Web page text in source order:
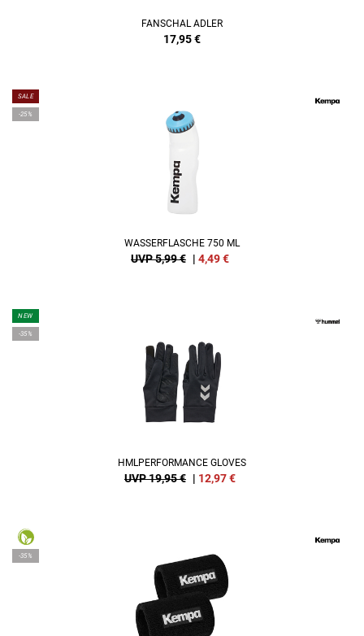
FANSCHAL ADLER
17,95€
SALE
-25%
WASSERFLASCHE 750 ML
UVP 5,99 € | 4,49€
NEW
-35%
HMLPERFORMANCE GLOVES
UVP 19,95 € | 12,97€
-35%